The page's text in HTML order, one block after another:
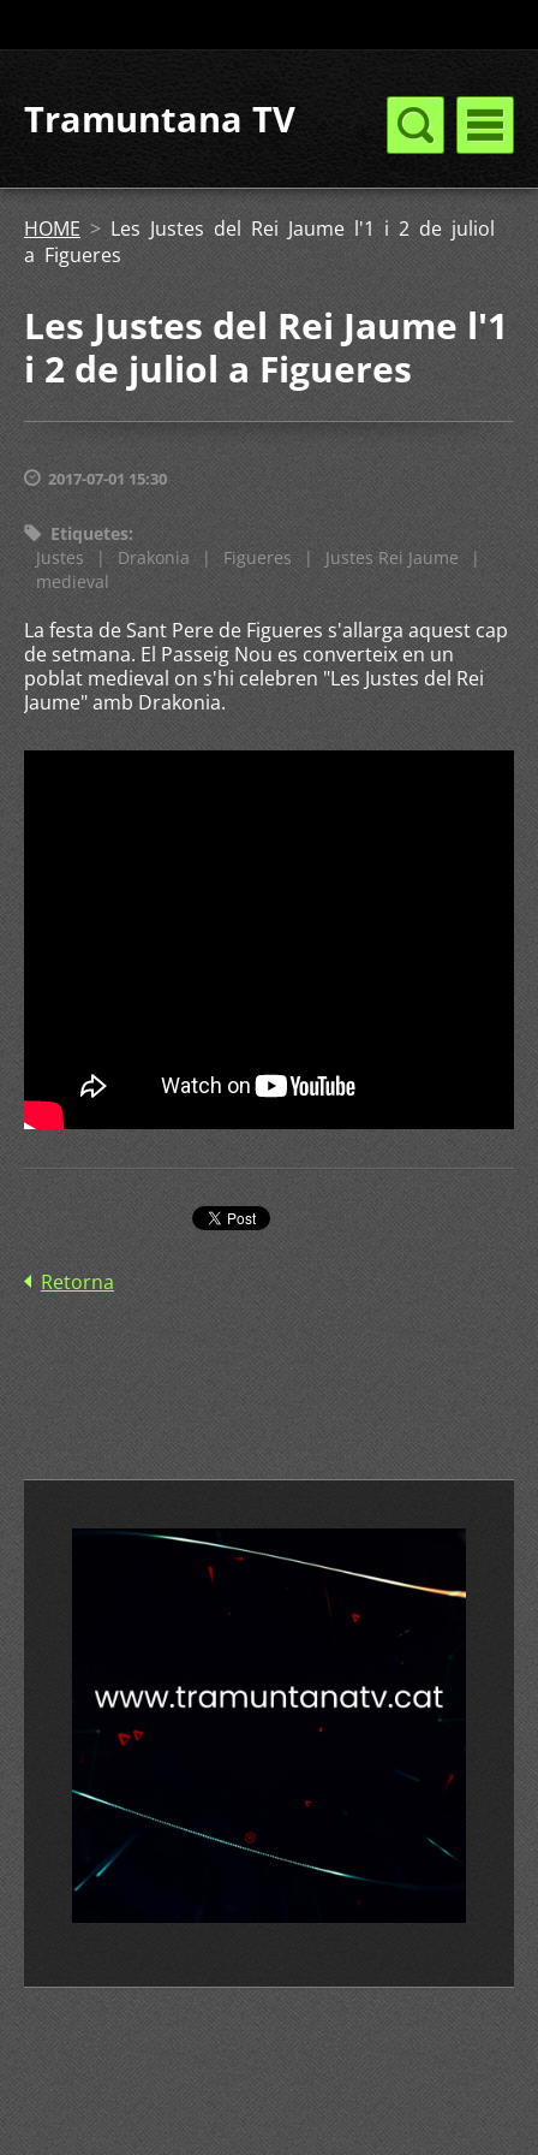
Tramuntana TV
HOME > Les Justes del Rei Jaume l'1 i 2 de juliol
a Figueres
Les Justes del Rei Jaume l'1
i 2 de juliol a Figueres
2017-07-01 15:30
Etiquetes:
Justes
| Drakonia | Figueres | Justes Rei Jaume
|
medieval
La festa de Sant Pere de Figueres s'allarga aquest cap
de setmana. El Passeig Nou es converteix en un
poblat medieval on s'hi celebren "Les Justes del Rei
Jaume" amb Drakonia.
Retorna